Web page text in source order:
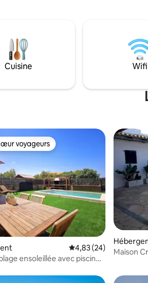
in, le numéro de la pièce
clients est requis et, avant
le paiement de la taxe
touristique des Baléares est
Cuisine Wifi
voyageurs
voyageurs
Évaluation moyenne
4,83 (24)
ensoleillée avec piscine,
Maison